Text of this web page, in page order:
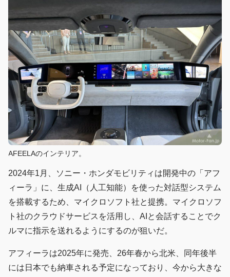
AFEELAのインテリア。
2024年1月、ソニー・ホンダモビリティは開発中の「アフ
ィーラ」に、生成AI（人工知能）を使った対話型システム
を搭載するため、マイクロソフト社と提携。マイクロソフ
ト社のクラウドサービスを活用し、AIと会話することでク
ルマに指示を送れるようにするのが狙いだ。
アフィーラは2025年に発売、26年春から北米、同年後半
には日本でも納車される予定になっており、今から大きな